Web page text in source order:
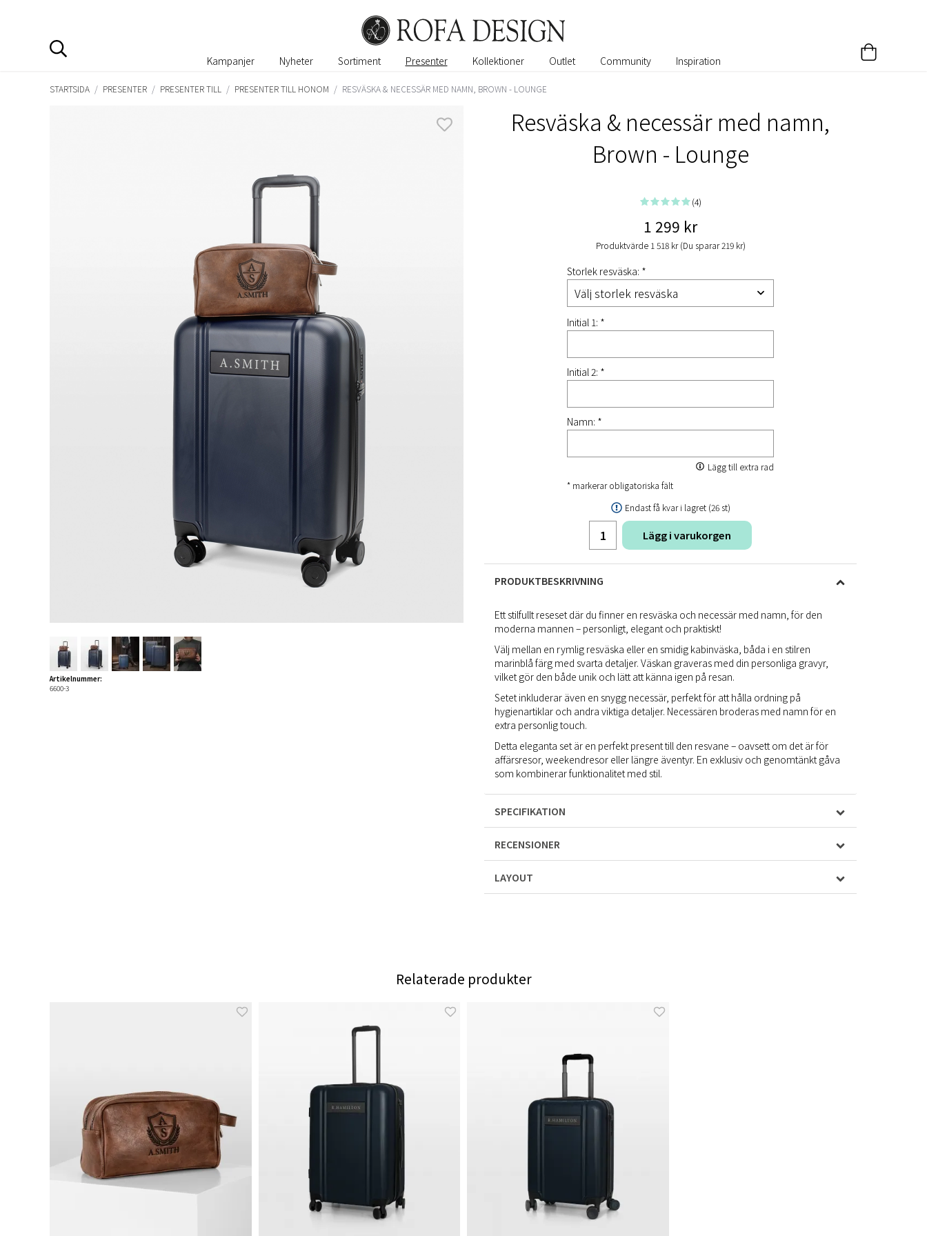
Kampanjer Nyheter Sortiment Presenter Kollektioner Outlet Community Inspiration
STARTSIDA / PRESENTER / PRESENTER TILL / PRESENTER TILL HONOM / RESVÄSKA & NECESSÄR MED NAMN, BROWN - LOUNGE
Resväska & necessär med namn,
Brown - Lounge
(4)
1 299 kr
Produktvärde 1 518 kr (Du sparar 219 kr)
Storlek resväska: *
Initial 1: *
Initial 2: *
Namn: *
Lägg till extra rad
* markerar obligatoriska fält
Endast få kvar i lagret (26 st)
Lägg i varukorgen
PRODUKTBESKRIVNING
Ett stilfullt reseset där du finner en resväska och necessär med namn, för den
moderna mannen – personligt, elegant och praktiskt!
Välj mellan en rymlig resväska eller en smidig kabinväska, båda i en stilren
marinblå färg med svarta detaljer. Väskan graveras med din personliga gravyr,
vilket gör den både unik och lätt att känna igen på resan.
Setet inkluderar även en snygg necessär, perfekt för att hålla ordning på
hygienartiklar och andra viktiga detaljer. Necessären broderas med namn för en
extra personlig touch.
Detta eleganta set är en perfekt present till den resvane – oavsett om det är för
affärsresor, weekendresor eller längre äventyr. En exklusiv och genomtänkt gåva
som kombinerar funktionalitet med stil.
SPECIFIKATION
RECENSIONER
LAYOUT
Artikelnummer:
6600-3
Relaterade produkter